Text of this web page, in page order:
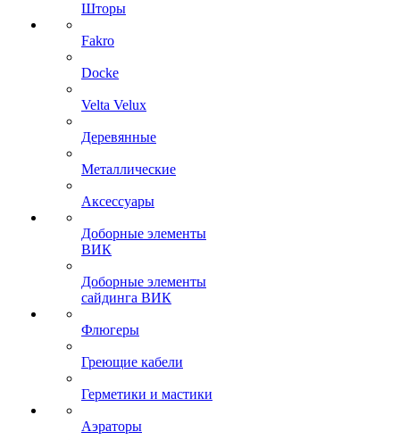
Шторы
Fakro
Docke
Velta Velux
Деревянные
Металлические
Аксессуары
Доборные элементы
ВИК
Доборные элементы
сайдинга ВИК
Флюгеры
Греющие кабели
Герметики и мастики
Аэраторы